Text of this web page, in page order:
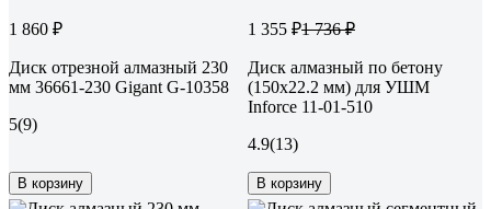
1 860 ₽
Диск отрезной алмазный 230
мм 36661-230 Gigant G-10358
5(9)
В корзину
1 355 ₽1 736 ₽
Диск алмазный по бетону
(150х22.2 мм) для УШМ
Inforce 11-01-510
4.9(13)
В корзину